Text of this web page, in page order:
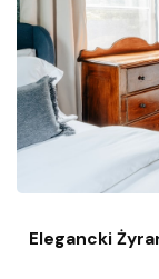
Elegancki